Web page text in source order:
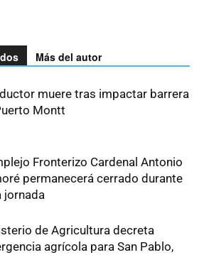
Más del autor
muere tras impactar barrera
Montt
Fronterizo Cardenal Antonio
permanecerá cerrado durante
jornada
de Agricultura decreta
agrícola para San Pablo,